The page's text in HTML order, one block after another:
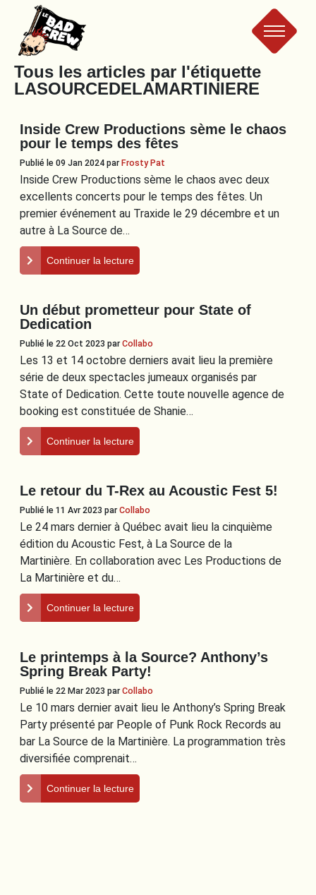
Le
Bad
Crew
Tous les articles par l'étiquette
LASOURCEDELAMARTINIERE
Inside Crew Productions sème le chaos
pour le temps des fêtes
Publié le 09 Jan 2024 parFrosty Pat
Inside Crew Productions sème le chaos avec deux
excellents concerts pour le temps des fêtes. Un
premier événement au Traxide le 29 décembre et un
autre à La Source de…
Continuer la lecture
Un début prometteur pour State of
Dedication
Publié le 22 Oct 2023 parCollabo
Les 13 et 14 octobre derniers avait lieu la première
série de deux spectacles jumeaux organisés par
State of Dedication. Cette toute nouvelle agence de
booking est constituée de Shanie…
Continuer la lecture
Le retour du T-Rex au Acoustic Fest 5!
Publié le 11 Avr 2023 parCollabo
Le 24 mars dernier à Québec avait lieu la cinquième
édition du Acoustic Fest, à La Source de la
Martinière. En collaboration avec Les Productions de
La Martinière et du…
Continuer la lecture
Le printemps à la Source? Anthony’s
Spring Break Party!
Publié le 22 Mar 2023 parCollabo
Le 10 mars dernier avait lieu le Anthony’s Spring Break
Party présenté par People of Punk Rock Records au
bar La Source de la Martinière. La programmation très
diversifiée comprenait…
Continuer la lecture